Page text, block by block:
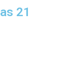
21 Savage – i am > i was